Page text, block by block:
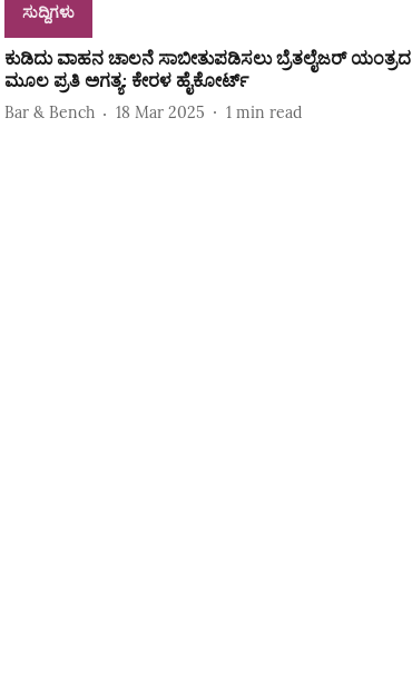
ಸುದ್ದಿಗಳು
ಕುಡಿದು ವಾಹನ ಚಾಲನೆ ಸಾಬೀತುಪಡಿಸಲು ಬ್ರೆತಲೈಜರ್ ಯಂತ್ರದ
ಮೂಲ ಪ್ರತಿ ಅಗತ್ಯ: ಕೇರಳ ಹೈಕೋರ್ಟ್
Bar & Bench 18 Mar 2025 1 min read